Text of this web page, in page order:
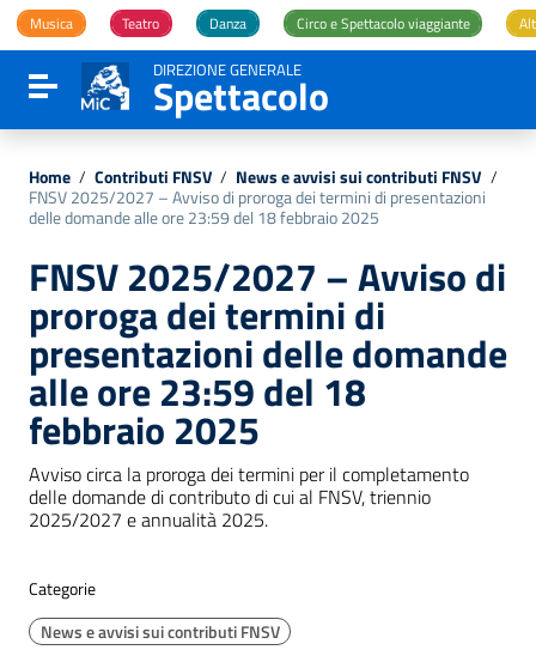
Vai ai contenuti
Vai al menu di navigazione
Vai al footer
Musica Teatro Danza Circo e Spettacolo viaggiante
Attiva / disattiva la navigazione
DIREZIONE GENERALE
Spettacolo
Home / Contributi FNSV / News e avvisi sui contributi FNSV /
FNSV 2025/2027 – Avviso di proroga dei termini di presentazioni
delle domande alle ore 23:59 del 18 febbraio 2025
FNSV 2025/2027 – Avviso di
proroga dei termini di
presentazioni delle domande
alle ore 23:59 del 18
febbraio 2025
Avviso circa la proroga dei termini per il completamento
delle domande di contributo di cui al FNSV, triennio
2025/2027 e annualità 2025.
Categorie
News e avvisi sui contributi FNSV